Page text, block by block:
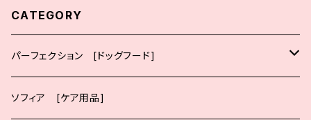
CATEGORY
パーフェクション [ドッグフード]
大粒
ソフィア [ケア用品]